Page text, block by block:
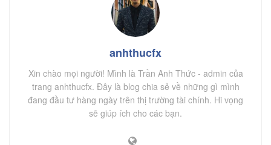
anhthucfx
Xin chào mọi người! Mình là Trần Anh Thức - admin của
trang anhthucfx. Đây là blog chia sẻ về những gì mình
đang đầu tư hàng ngày trên thị trường tài chính. Hi vọng
sẽ giúp ích cho các bạn.